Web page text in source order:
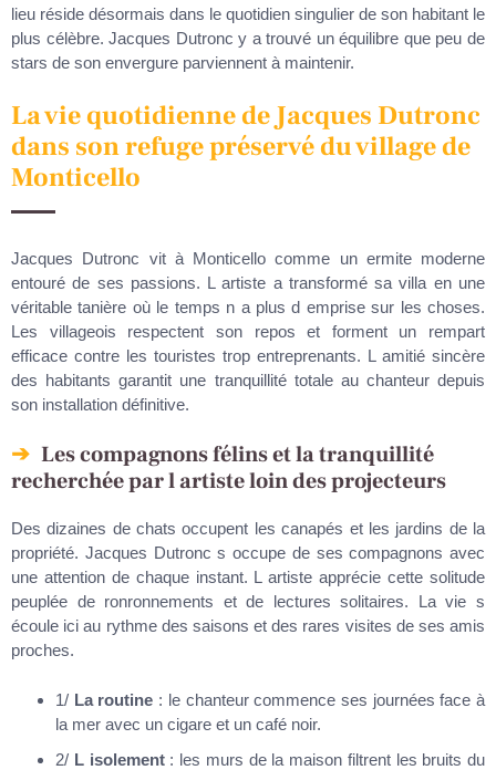
lieu réside désormais dans le quotidien singulier de son habitant le
plus célèbre. Jacques Dutronc y a trouvé un équilibre que peu de
stars de son envergure parviennent à maintenir.
La vie quotidienne de Jacques Dutronc
dans son refuge préservé du village de
Monticello
Jacques Dutronc vit à Monticello comme un ermite moderne
entouré de ses passions. L artiste a transformé sa villa en une
véritable tanière où le temps n a plus d emprise sur les choses.
Les villageois respectent son repos et forment un rempart
efficace contre les touristes trop entreprenants. L amitié sincère
des habitants garantit une tranquillité totale au chanteur depuis
son installation définitive.
Les compagnons félins et la tranquillité
recherchée par l artiste loin des projecteurs
Des dizaines de chats occupent les canapés et les jardins de la
propriété. Jacques Dutronc s occupe de ses compagnons avec
une attention de chaque instant. L artiste apprécie cette solitude
peuplée de ronronnements et de lectures solitaires. La vie s
écoule ici au rythme des saisons et des rares visites de ses amis
proches.
1/ La routine : le chanteur commence ses journées face à
la mer avec un cigare et un café noir.
2/ L isolement: les murs de la maison filtrent les bruits du